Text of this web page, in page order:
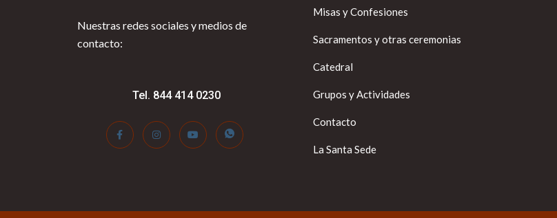
Nuestras redes sociales y medios de
contacto:
Tel. 844 414 0230
Misas y Confesiones
Sacramentos y otras ceremonias
Catedral
Grupos y Actividades
Contacto
La Santa Sede